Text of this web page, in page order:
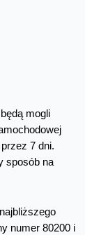
mogli
7 dni.
sposób na
numer 80200 i